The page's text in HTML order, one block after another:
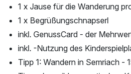
1 x Jause für die Wanderung
1 x Begrüßungschnapserl
inkl. GenussCard - der
inkl. -Nutzung des
Tipp 1: Wandern in Semriach -